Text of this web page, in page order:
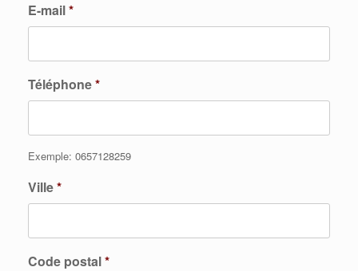
E-mail*
Téléphone*
Exemple: 0657128259
Ville*
Code postal*